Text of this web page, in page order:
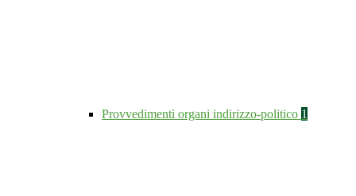
Provvedimenti organi indirizzo-politico 1